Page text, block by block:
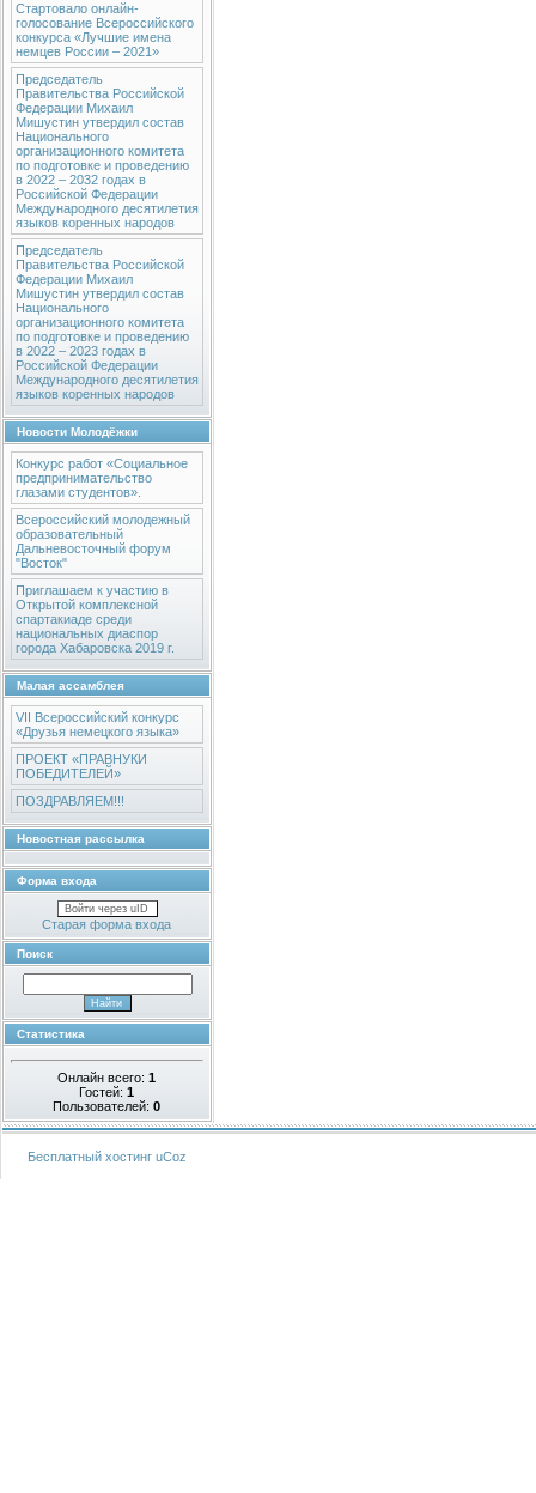
Стартовало онлайн-
голосование Всероссийского
конкурса «Лучшие имена
немцев России – 2021»
Председатель
Правительства Российской
Федерации Михаил
Мишустин утвердил состав
Национального
организационного комитета
по подготовке и проведению
в 2022 – 2032 годах в
Российской Федерации
Международного десятилетия
языков коренных народов
Председатель
Правительства Российской
Федерации Михаил
Мишустин утвердил состав
Национального
организационного комитета
по подготовке и проведению
в 2022 – 2023 годах в
Российской Федерации
Международного десятилетия
языков коренных народов
Новости Молодёжки
Конкурс работ «Социальное
предпринимательство
глазами студентов».
Всероссийский молодежный
образовательный
Дальневосточный форум
"Восток"
Приглашаем к участию в
Открытой комплексной
спартакиаде среди
национальных диаспор
города Хабаровска 2019 г.
Малая ассамблея
VII Всероссийский конкурс
«Друзья немецкого языка»
ПРОЕКТ «ПРАВНУКИ
ПОБЕДИТЕЛЕЙ»
ПОЗДРАВЛЯЕМ!!!
Новостная рассылка
Форма входа
Войти через uID
Старая форма входа
Поиск
Статистика
Онлайн всего:1
Гостей:1
Пользователей:0
Бесплатный хостинг uCoz